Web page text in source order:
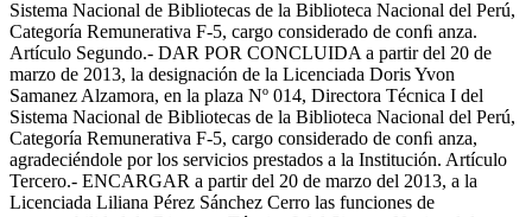
Sistema Nacional de Bibliotecas de la Biblioteca Nacional del Perú,
Categoría Remunerativa F-5, cargo considerado de conﬁ anza.
Artículo Segundo.- DAR POR CONCLUIDA a partir del 20 de
marzo de 2013, la designación de la Licenciada Doris Yvon
Samanez Alzamora, en la plaza Nº 014, Directora Técnica I del
Sistema Nacional de Bibliotecas de la Biblioteca Nacional del Perú,
Categoría Remunerativa F-5, cargo considerado de conﬁ anza,
agradeciéndole por los servicios prestados a la Institución. Artículo
Tercero.- ENCARGAR a partir del 20 de marzo del 2013, a la
Licenciada Liliana Pérez Sánchez Cerro las funciones de